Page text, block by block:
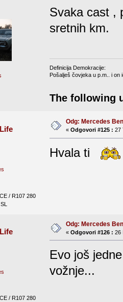
Svaka cast ,
sretnih km.
Definicija Demokracije:
Pošalješ čovjeka u p.m.. i on
The following
/ R107 280
Odg: Mercedes
«Odgovori #125 : 27
Hvala ti
/ R107 280
Odg: Mercedes
«Odgovori #126 : 26
Evo još
vožnje...